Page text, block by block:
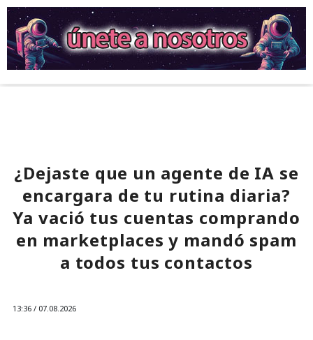
¿Dejaste que un agente de IA se
encargara de tu rutina diaria?
Ya vació tus cuentas comprando
en marketplaces y mandó spam
a todos tus contactos
13:36 / 07.08.2026